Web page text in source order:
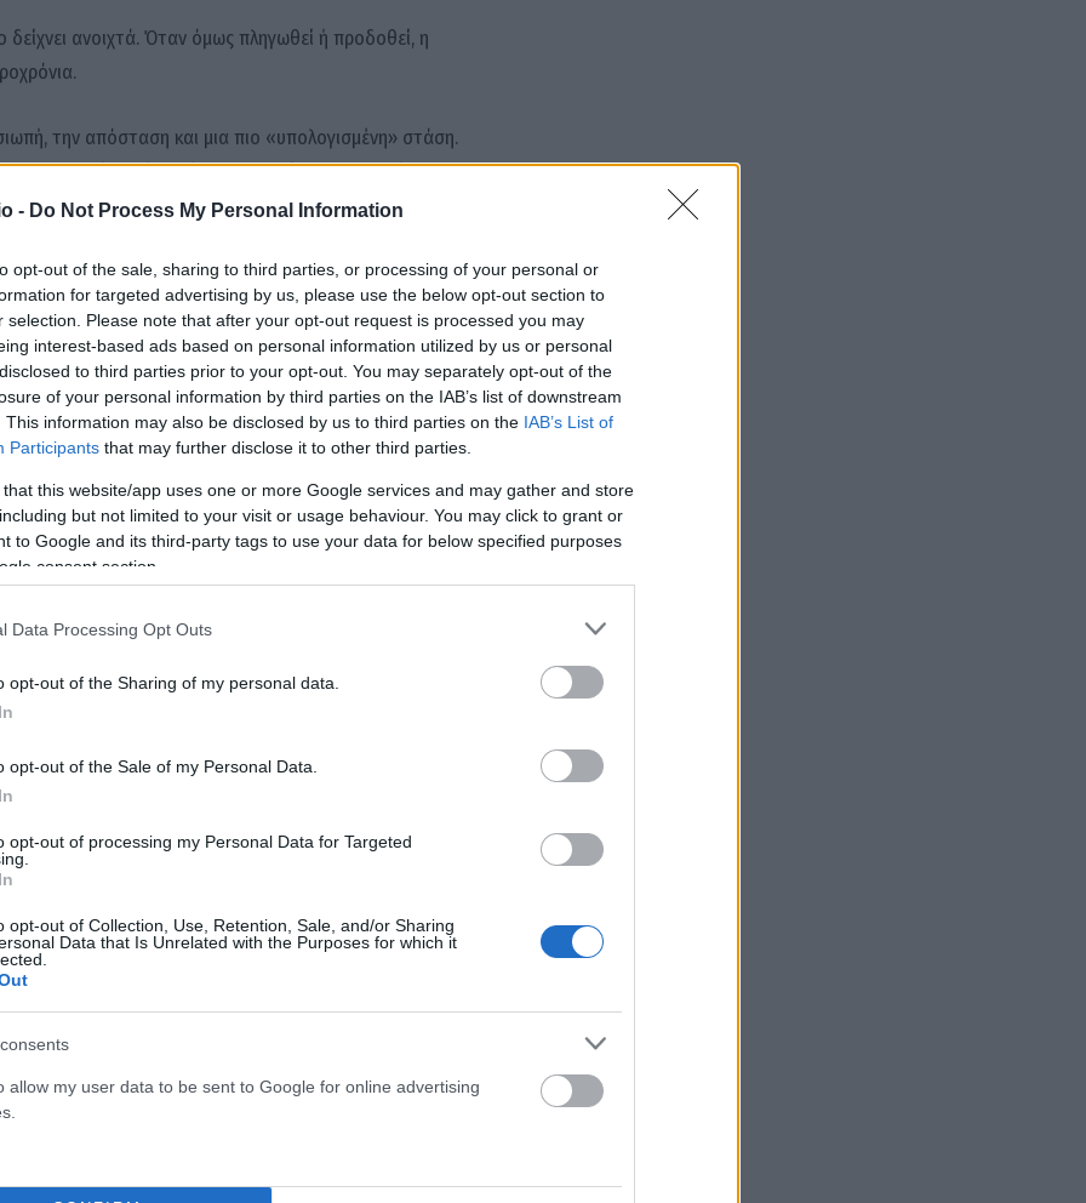
- Do Not Process My Personal Information
opt-out of the sale, sharing to third parties, or processing of your personal or
for targeted advertising by us, please use the below opt-out section to
selection. Please note that after your opt-out request is processed you may
interest-based ads based on personal information utilized by us or personal
to third parties prior to your opt-out. You may separately opt-out of the
of your personal information by third parties on the IAB’s list of downstream
This information may also be disclosed by us to third parties on the IAB’s List of
Participants that may further disclose it to other third parties.
that this website/app uses one or more Google services and may gather and store
but not limited to your visit or usage behaviour. You may click to grant or
to Google and its third-party tags to use your data for below specified purposes
consent section.
Data Processing Opt Outs
opt-out of the Sharing of my personal data.
opt-out of the Sale of my Personal Data.
opt-out of processing my Personal Data for Targeted
opt-out of Collection, Use, Retention, Sale, and/or Sharing
Data that Is Unrelated with the Purposes for which it
allow my user data to be sent to Google for online advertising
ανοιχτά. Όταν όμως πληγωθεί ή προδοθεί, η
την απόσταση και μια πιο «υπολογισμένη» στάση.
πολύ αργότερα, με τρόπο που εκπλήσσει
περισσότερο με ένστικτο παρά με παρόρμηση.
όρια
εκρήξεις. Όμως όταν φτάσει στα όριά του, η
αποφασίσει ότι κάτι τον έχει εξαντλήσει, μπορεί να
Ο θυμός του δεν είναι θορυβώδης — είναι
και έμμεσες αντιδράσεις
Όταν πληγωθούν ή θυμώσουν, τείνουν να
στον εαυτό τους.
έμμεση: σιωπή, απόσταση και συναισθηματικό
μπορεί να εκφραστεί με τρόπο διακριτικό αλλά
που δύσκολα αγνοείται.
Facebook
Ζαχαράκη στο Συνέδριο ΝΔ: ” Η κυβέρνησή μας